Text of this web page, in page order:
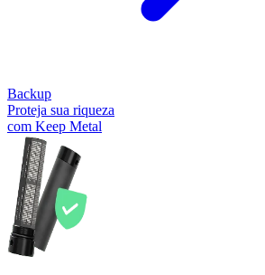
Backup
Proteja sua riqueza
com Keep Metal